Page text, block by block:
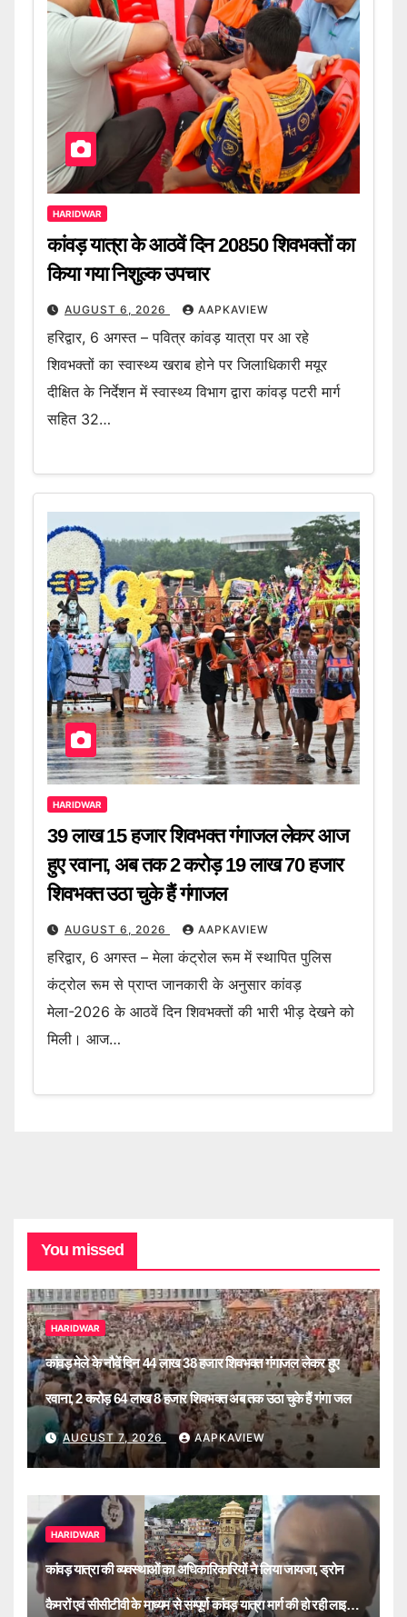
HARIDWAR
कांवड़ यात्रा के आठवें दिन 20850 शिवभक्तों का
किया गया निशुल्क उपचार
AUGUST 6, 2026 AAPKAVIEW
हरिद्वार, 6 अगस्त – पवित्र कांवड़ यात्रा पर आ रहे
शिवभक्तों का स्वास्थ्य खराब होने पर जिलाधिकारी मयूर
दीक्षित के निर्देशन में स्वास्थ्य विभाग द्वारा कांवड़ पटरी मार्ग
सहित 32…
HARIDWAR
39 लाख 15 हजार शिवभक्त गंगाजल लेकर आज
हुए रवाना, अब तक 2 करोड़ 19 लाख 70 हजार
शिवभक्त उठा चुके हैं गंगाजल
AUGUST 6, 2026 AAPKAVIEW
हरिद्वार, 6 अगस्त – मेला कंट्रोल रूम में स्थापित पुलिस
कंट्रोल रूम से प्राप्त जानकारी के अनुसार कांवड़
मेला-2026 के आठवें दिन शिवभक्तों की भारी भीड़ देखने को
मिली। आज…
You missed
HARIDWAR
कांवड़ मेले के नौवें दिन 44 लाख 38 हजार शिवभक्त गंगाजल लेकर हुए
रवाना, 2 करोड़ 64 लाख 8 हजार शिवभक्त अब तक उठा चुके हैं गंगा जल
AUGUST 7, 2026 AAPKAVIEW
HARIDWAR
कांवड़ यात्रा की व्यवस्थाओं का अधिकारिकारियों ने लिया जायजा, ड्रोन
कैमरों एवं सीसीटीवी के माध्यम से सम्पूर्ण कांवड़ यात्रा मार्ग की हो रही लाइव